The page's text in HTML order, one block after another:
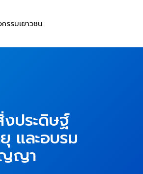
รรมเยาวชน
ประดิษฐ์
และอบรม
ญญา